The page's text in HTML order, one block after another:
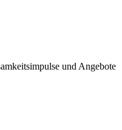
und Angebote